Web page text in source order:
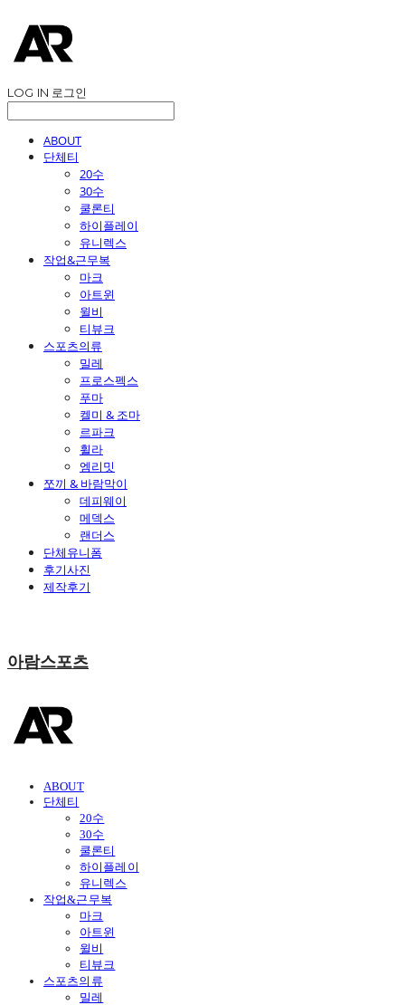
LOG IN 로그인
ABOUT
단체티
20수
30수
쿨론티
하이플레이
유니렉스
작업&근무복
마크
아트윈
윌비
티뷰크
스포츠의류
밀레
프로스펙스
푸마
켈미 & 조마
르파크
휠라
엠리밋
쪼끼 & 바람막이
데피웨이
메덱스
랜더스
단체유니폼
후기사진
제작후기
아람스포츠
ABOUT
단체티
20수
30수
쿨론티
하이플레이
유니렉스
작업&근무복
마크
아트윈
윌비
티뷰크
스포츠의류
밀레